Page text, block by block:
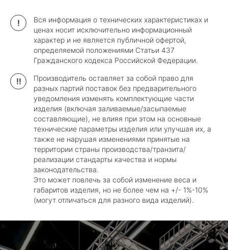
!
Вся информация о технических характеристиках и
ценах носит исключительно информационный
характер и не является публичной офертой,
определяемой положениями Статьи 437
Гражданского кодекса Российской Федерации.
!!
Производитель оставляет за собой право для
разных партий поставок без предварительного
уведомления изменять комплектующие части
изделия (включая заливаемые/засыпаемые
составляющие), не влияя при этом на основные
технические параметры изделия или улучшая их, а
также не нарушая изменениями принятые на
территории страны производства/транзита/
реализации стандарты качества и нормы
законодательства.
Это может повлечь за собой изменение веса и
габаритов изделия, но не более чем на +/- 1%-10%
(могут отличаться для разного вида изделий).